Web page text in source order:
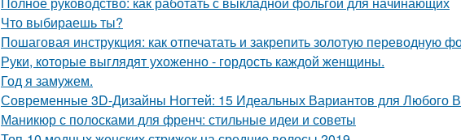
Что выбираешь ты?
Пошаговая инструкция: как отпечатать и закрепить золотую переводную
Руки, которые выглядят ухоженно - гордость каждой женщины.
Год я замужем.
Современные 3D-Дизайны Ногтей: 15 Идеальных Вариантов для Любого
Маникюр с полосками для френч: стильные идеи и советы